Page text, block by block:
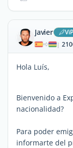
Javier ViP
|
Hola Luís,
Bienvenido a
nacionalidad?
Para poder
informarte del